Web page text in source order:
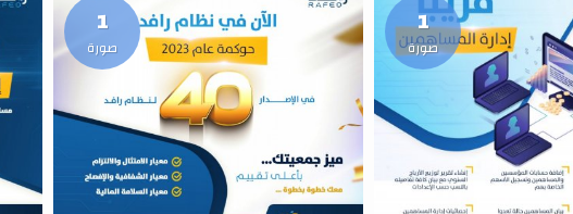
1
صورة
1
صورة